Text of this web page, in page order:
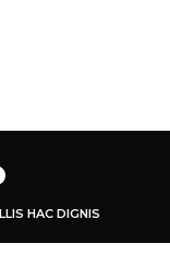
HAC DIGNIS